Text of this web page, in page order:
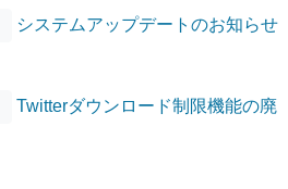
システムアップデートのお知らせ
Twitterダウンロード制限機能の廃